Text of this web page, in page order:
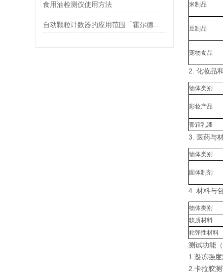
食用油检测仪使用方法
自动颗粒计数器的应用范围「霍尔德仪器推荐」
米制品
豆制品
宠物食品
2. 化妆品
物体类别
彩妆产品
膏霜乳液
3. 医药与
物体类别
固体制剂
4. 材料与
物体类别
软质材料
粘弹性材料
测试功能（
1.凝冻强
2.卡拉胶